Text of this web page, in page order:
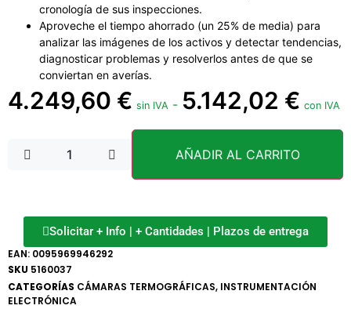
cronología de sus inspecciones.
Aproveche el tiempo ahorrado (un 25% de media) para
analizar las imágenes de los activos y detectar tendencias,
diagnosticar problemas y resolverlos antes de que se
conviertan en averías.
4.249,60 € sin IVA - 5.142,02 € con IVA
AÑADIR AL CARRITO
Solicitar + Info | + Cantidades | Plazos de entrega
EAN: 0095969946292
SKU 5160037
CATEGORÍAS CÁMARAS TERMOGRÁFICAS, INSTRUMENTACIÓN
ELECTRÓNICA